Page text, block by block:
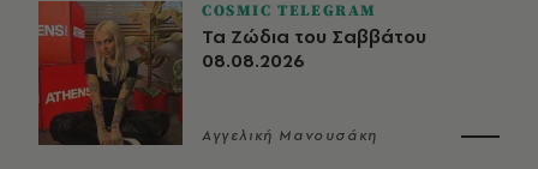
COSMIC TELEGRAM
Τα Ζώδια του Σαββάτου
08.08.2026
Αγγελική Μανουσάκη